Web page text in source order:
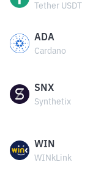
Tether USDT
ADA
Cardano
SNX
Synthetix
WIN
WINkLink